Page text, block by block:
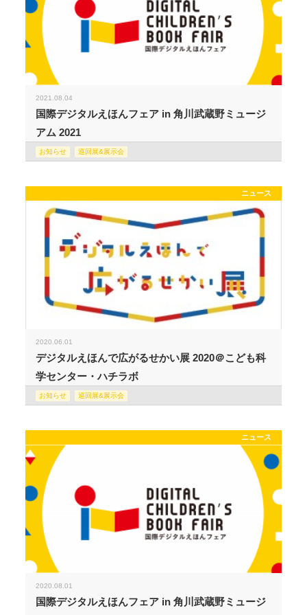
2021.08.04
国際デジタルえほんフェア in 角川武蔵野ミュージ
アム 2021
お知らせ 巡回展&展示会
ニュース
2020.06.01
デジタルえほんで広がるせかい展 2020＠こども科
学センター・ハチラボ
お知らせ 巡回展&展示会
ニュース
2020.08.01
国際デジタルえほんフェア in 角川武蔵野ミュージ